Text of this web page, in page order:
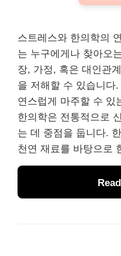
스트레스와 한의학의
는 누구에게나 찾아오
장, 가정, 혹은 대인관
을 저해할 수 있습니다
연스럽게 마주할 수 있
한의학은 전통적으로
는 데 중점을 둡니다.
천연 재료를 바탕으로